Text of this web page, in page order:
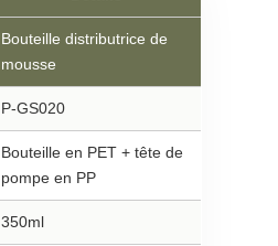
Bouteille distributrice de
mousse
P-GS020
Bouteille en PET + tête de
pompe en PP
350ml